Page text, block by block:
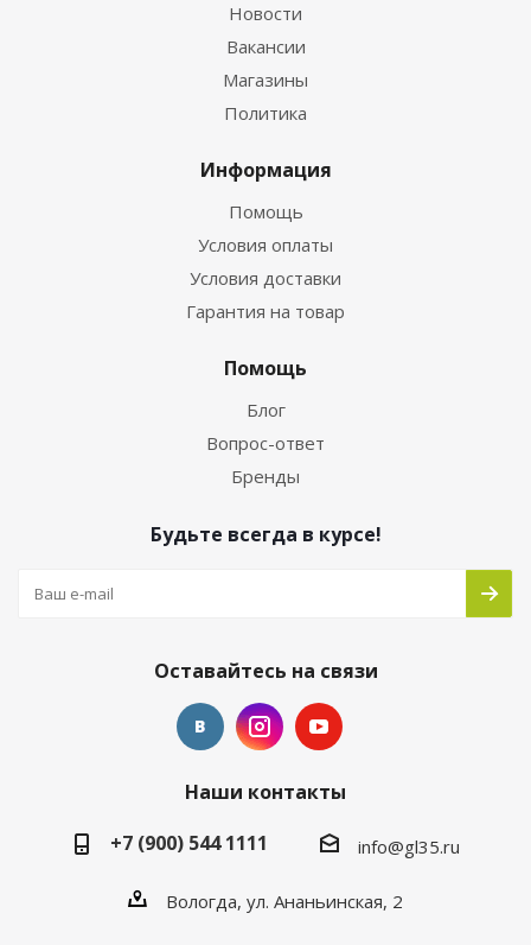
Новости
Вакансии
Магазины
Политика
Информация
Помощь
Условия оплаты
Условия доставки
Гарантия на товар
Помощь
Блог
Вопрос-ответ
Бренды
Будьте всегда в курсе!
Оставайтесь на связи
Наши контакты
+7 (900) 544 1111
info@gl35.ru
Вологда, ул. Ананьинская, 2